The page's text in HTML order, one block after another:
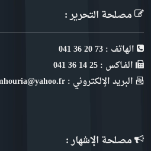
مصلحة التحرير :
الهاتف : 73 20 36 041
الفـاكس : 25 14 36 041
البريد الإلكتروني : djoumhouria@yahoo.fr
مصلحة الإشهار :